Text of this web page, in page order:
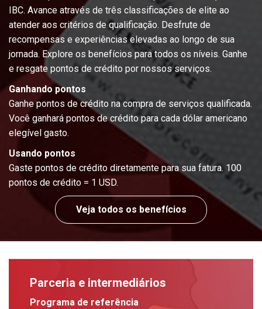
IBC. Avance através de três classificações de elite ao
atender aos critérios de qualificação. Desfrute de
recompensas e experiências elevadas ao longo de sua
jornada. Explore os benefícios para todos os níveis. Ganhe
e resgate pontos de crédito por nossos serviços.
Ganhando pontos
Ganhe pontos de crédito na compra de serviços qualificada.
Você ganhará pontos de crédito para cada dólar americano
elegível gasto.
Usando pontos
Gaste pontos de crédito diretamente para sua fatura. 100
pontos de crédito = 1 USD.
Veja todos os benefícios
Parceria e intermediários
Programa de referência